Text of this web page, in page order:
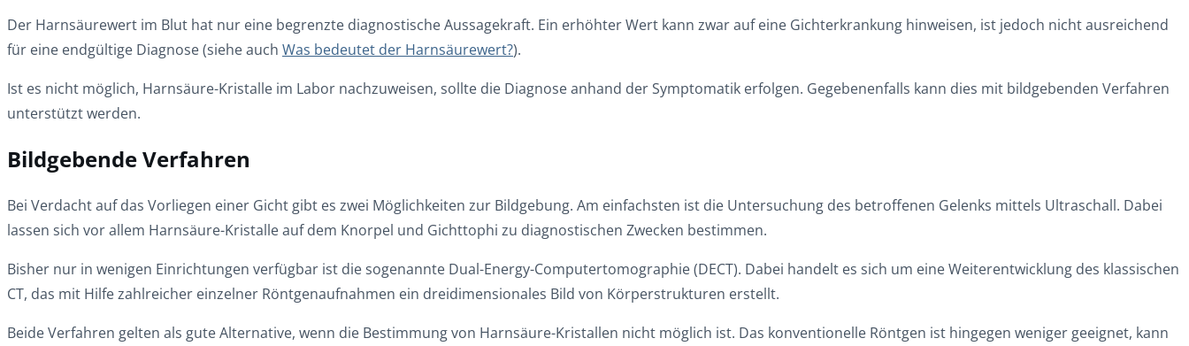
Der Harnsäurewert im Blut hat nur eine begrenzte diagnostische Aussagekraft. Ein erhöhter Wert kann zwar auf eine Gichterkrankung hinweisen, ist jedoch nicht ausreichend
für eine endgültige Diagnose (siehe auch Was bedeutet der Harnsäurewert?).
Ist es nicht möglich, Harnsäure-Kristalle im Labor nachzuweisen, sollte die Diagnose anhand der Symptomatik erfolgen. Gegebenenfalls kann dies mit bildgebenden Verfahren
unterstützt werden.
Bildgebende Verfahren
Bei Verdacht auf das Vorliegen einer Gicht gibt es zwei Möglichkeiten zur Bildgebung. Am einfachsten ist die Untersuchung des betroffenen Gelenks mittels Ultraschall. Dabei
lassen sich vor allem Harnsäure-Kristalle auf dem Knorpel und Gichttophi zu diagnostischen Zwecken bestimmen.
Bisher nur in wenigen Einrichtungen verfügbar ist die sogenannte Dual-Energy-Computertomographie (DECT). Dabei handelt es sich um eine Weiterentwicklung des klassischen
CT, das mit Hilfe zahlreicher einzelner Röntgenaufnahmen ein dreidimensionales Bild von Körperstrukturen erstellt.
Beide Verfahren gelten als gute Alternative, wenn die Bestimmung von Harnsäure-Kristallen nicht möglich ist. Das konventionelle Röntgen ist hingegen weniger geeignet, kann